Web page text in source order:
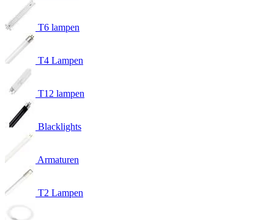
T6 lampen
T4 Lampen
T12 lampen
Blacklights
Armaturen
T2 Lampen